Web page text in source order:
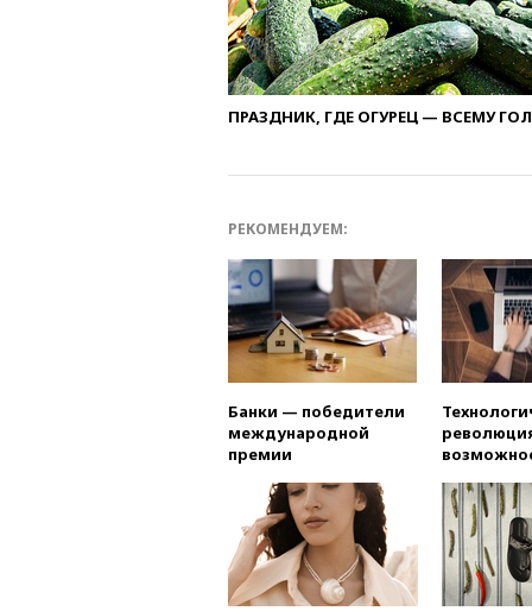
ПРАЗДНИК, ГДЕ ОГУРЕЦ — ВСЕМУ
РЕКОМЕНДУЕМ:
Банки — победители
международной
премии